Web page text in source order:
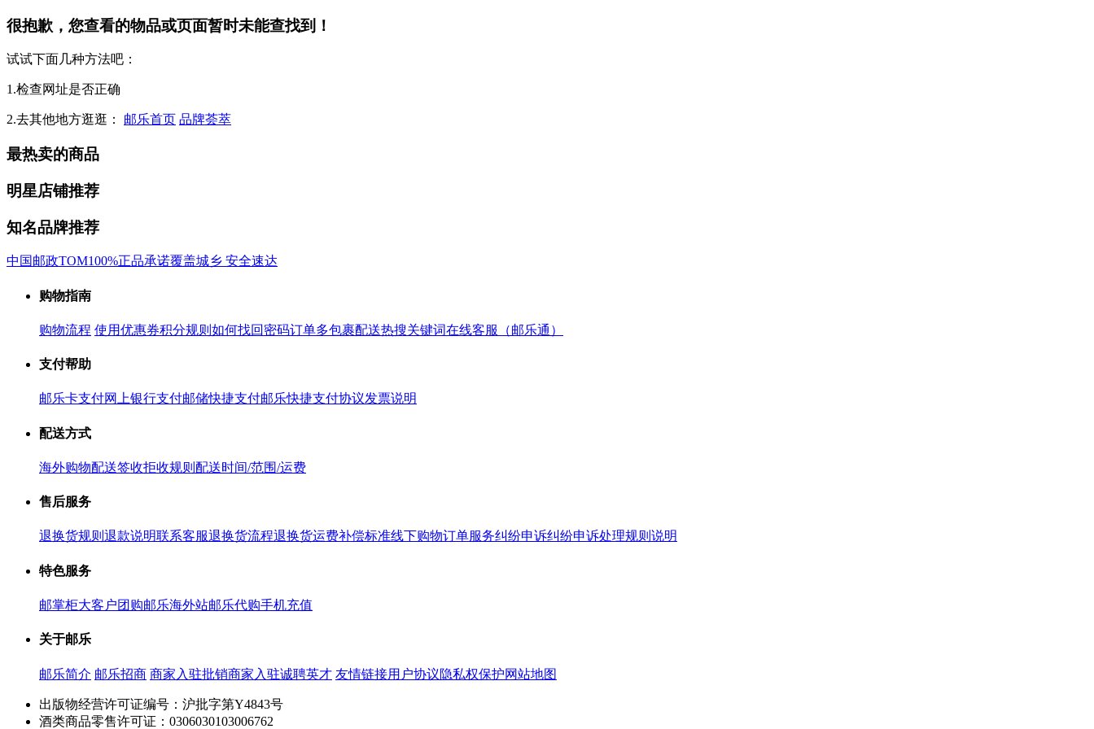
很抱歉，您查看的物品或页面暂时未能查找到！
试试下面几种方法吧：
1.检查网址是否正确
2.去其他地方逛逛： 邮乐首页 品牌荟萃
最热卖的商品
明星店铺推荐
知名品牌推荐
中国邮政TOM100%正品承诺覆盖城乡 安全速达
购物指南
购物流程 使用优惠券积分规则 如何找回密码订单多包裹配送热搜关键词在线客服（邮乐通）
支付帮助
邮乐卡支付网上银行支付邮储快捷支付邮乐快捷支付协议发票说明
配送方式
海外购物配送签收拒收规则 配送时间/范围/运费
售后服务
退换货规则 退款说明联系客服退换货流程退换货运费补偿标准线下购物订单服务纠纷申诉纠纷申诉处理规则说明
特色服务
邮掌柜大客户团购邮乐海外站邮乐代购手机充值
关于邮乐
邮乐简介 邮乐招商 商家入驻批销商家入驻诚聘英才 友情链接用户协议隐私权保护网站地图
出版物经营许可证编号：沪批字第Y4843号
酒类商品零售许可证：0306030103006762